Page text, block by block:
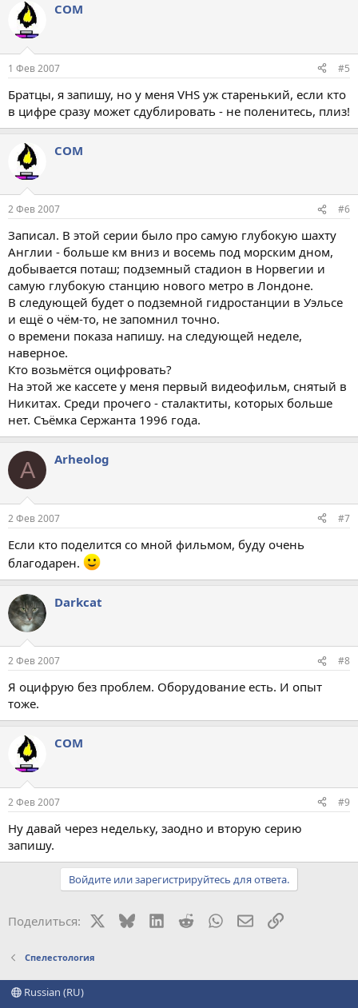
COM
1 Фев 2007 #5
Братцы, я запишу, но у меня VHS уж старенький, если кто
в цифре сразу может сдублировать - не поленитесь, плиз!
COM
2 Фев 2007 #6
Записал. В этой серии было про самую глубокую шахту
Англии - больше км вниз и восемь под морским дном,
добывается поташ; подземный стадион в Норвегии и
самую глубокую станцию нового метро в Лондоне.
В следующей будет о подземной гидростанции в Уэльсе
и ещё о чём-то, не запомнил точно.
о времени показа напишу. на следующей неделе,
наверное.
Кто возьмётся оцифровать?
На этой же кассете у меня первый видеофильм, снятый в
Никитах. Среди прочего - сталактиты, которых больше
нет. Съёмка Сержанта 1996 года.
A Arheolog
2 Фев 2007 #7
Если кто поделится со мной фильмом, буду очень
благодарен.
Darkcat
2 Фев 2007 #8
Я оцифрую без проблем. Оборудование есть. И опыт
тоже.
COM
2 Фев 2007 #9
Ну давай через недельку, заодно и вторую серию
запишу.
Войдите или зарегистрируйтесь для ответа.
Поделиться: BlueskyLinkedIn
RedditWhatsAppЭлектронная
Ссылка
Спелестология
Russian (RU)